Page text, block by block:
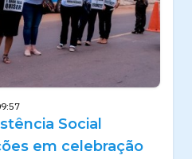
Social
em celebração